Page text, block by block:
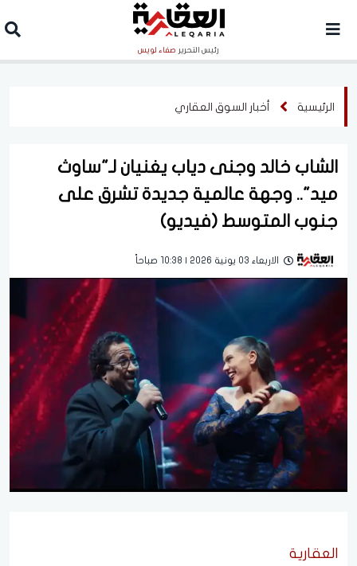
رئيس التحرير صفاء لويس
الرئيسية أخبار السوق العقاري
الشاب خالد وجنى دياب يغنيان لـ"ساوث
ميد".. وجهة عالمية جديدة تشرق على
جنوب المتوسط (فيديو)
الاربعاء 03 يونية 2026 | 10:38 صباحاً
العقارية